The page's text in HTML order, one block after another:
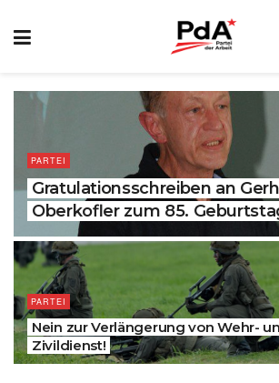
PARTEI
Gratulationsschreiben an
Oberkofler zum 85.
PARTEI
Nein zur Verlängerung von Wehr-
Zivildienst!